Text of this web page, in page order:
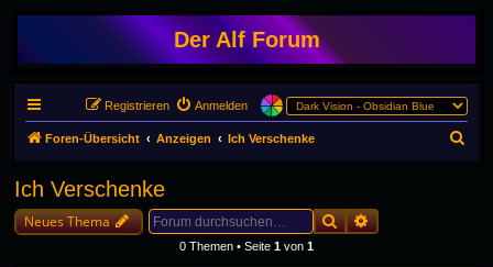
Der Alf Forum
Anmelden
Registrieren
Foren-Übersicht Anzeigen Ich Verschenke
u
Ich Verschenke
Neues Thema SucheErweiterte Suche
0 Themen • Seite 1 von 1